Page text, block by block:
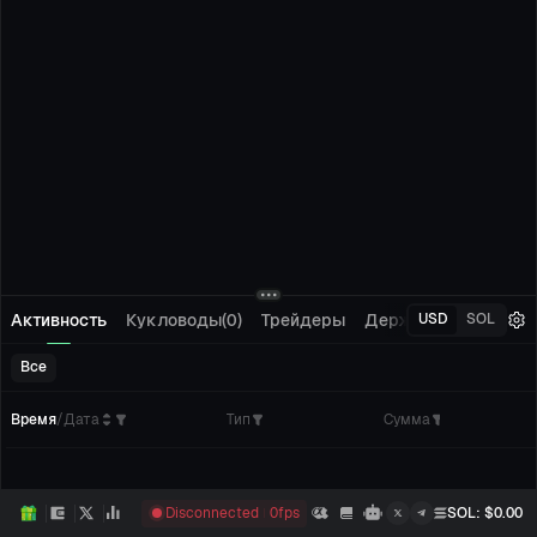
Активность Кукловоды(0) Трейдеры Держатели(0)
USD SOL
Все
Время/Дата Тип Сумма
Disconnected 0fps SOL: $0.00